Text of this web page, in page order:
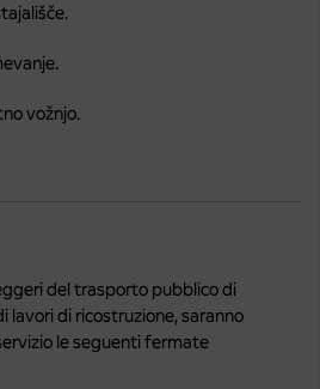
vožnjo.
del trasporto pubblico di
lavori di ricostruzione, saranno
le seguenti fermate